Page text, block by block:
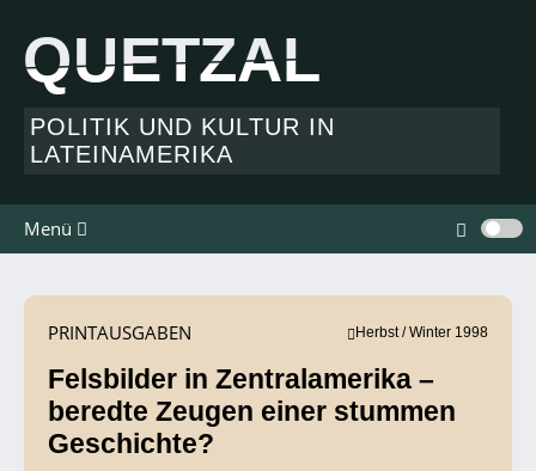
QUETZAL
QUETZAL
POLITIK UND KULTUR IN
LATEINAMERIKA
Menü
PRINTAUSGABEN Herbst / Winter 1998
Felsbilder in Zentralamerika –
beredte Zeugen einer stummen
Geschichte?